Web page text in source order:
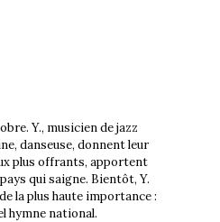
Y., musicien de jazz
danseuse, donnent leur
plus offrants, apportent
qui saigne. Bientôt, Y.
la plus haute importance :
hymne national.